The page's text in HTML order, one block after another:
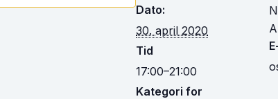
Dato:
30. april 2020
Tid
17:00–21:00
Kategori for